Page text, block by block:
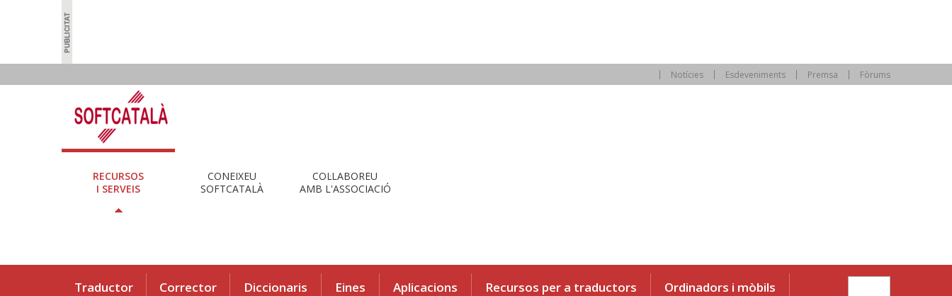
Notícies Esdeveniments Premsa Fòrums
RECURSOS
I SERVEIS
CONEIXEU
SOFTCATALÀ
COL·LABOREU
AMB L'ASSOCIACIÓ
Traductor Corrector Diccionaris Eines Aplicacions Recursos per a traductors Ordinadors i mòbils